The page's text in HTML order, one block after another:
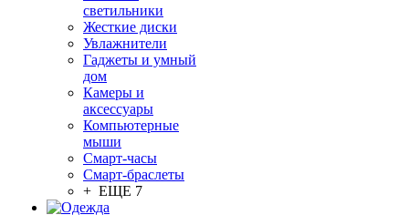
светильники
Жесткие диски
Увлажнители
Гаджеты и умный
дом
Камеры и
аксессуары
Компьютерные
мыши
Смарт-часы
Смарт-браслеты
+ ЕЩЕ 7